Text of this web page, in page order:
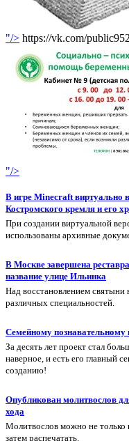
"/> https://vk.com/
"/>
В игре Minecraft виртуально
Костромского кремля и его
При создании виртуальной
использованы архивные
В Москве завершена
название улице Ильинка
Над восстановлением святыни
различных специальностей.
Семейному
За десять лет проект стал
наверное, и есть его главный
созданию!
Опубликован молитвослов
хода
Молитвослов можно не только
затем распечатать.